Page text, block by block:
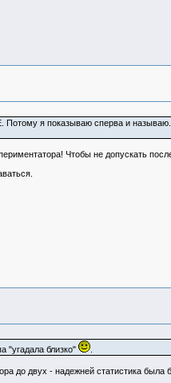
Потому я показываю сперва и
Чтобы не допускать
"угадала близко"
.
до двух - надежней статистика была